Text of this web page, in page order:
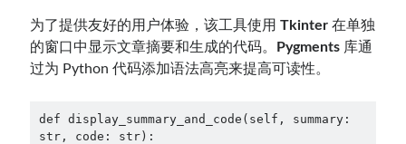
为了提供友好的用户体验，该工具使用Tkinter 在单独
的窗口中显示文章摘要和生成的代码。
Pygments 库通
过为 Python 代码添加语法高亮来提高可读性。
def display_summary_and_code(self, summary:
str, code: str):